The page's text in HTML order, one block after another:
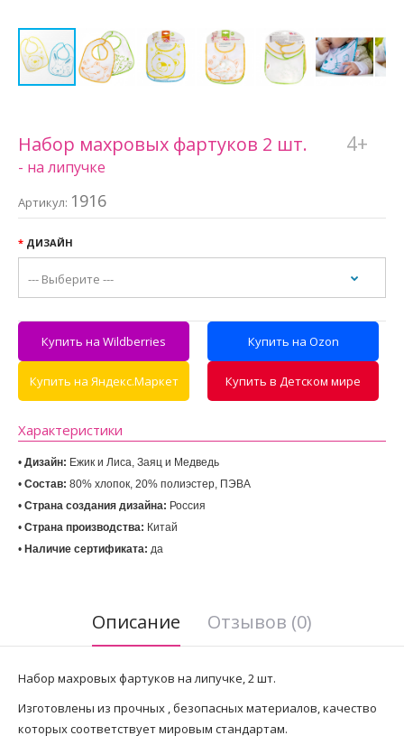
Набор махровых фартуков 2 шт.
- на липучке
Артикул: 1916
4+
ДИЗАЙН
Купить на Wildberries Купить на Ozon
Купить на Яндекс.Маркет Купить в Детском мире
Характеристики
• Дизайн: Ежик и Лиса, Заяц и Медведь
• Состав: 80% хлопок, 20% полиэстер, ПЭВА
• Страна создания дизайна:
• Страна производства:
• Наличие сертификата: да
Описание Отзывов (0)
Набор махровых фартуков на липучке, 2 шт.
Изготовлены из прочных , безопасных материалов, качество
которых соответствует мировым стандартам.